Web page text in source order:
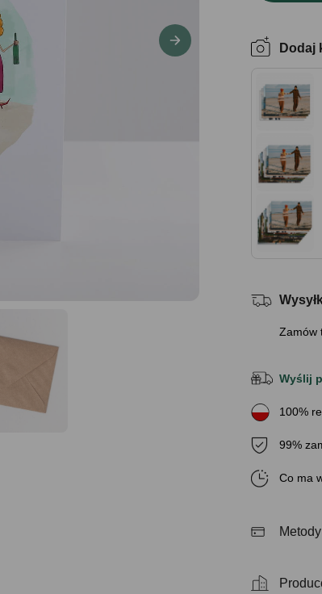
Dodaj
Zamów
Wyślij
100%
99%
Co ma